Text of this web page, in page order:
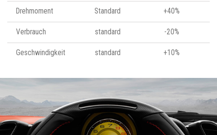
Drehmoment Standard +40%
Verbrauch standard -20%
Geschwindigkeit standard +10%